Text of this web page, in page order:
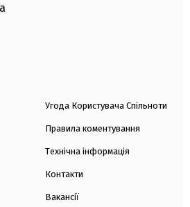
Угода Користувача Спільноти
Правила коментування
Технічна інформація
Контакти
Вакансії